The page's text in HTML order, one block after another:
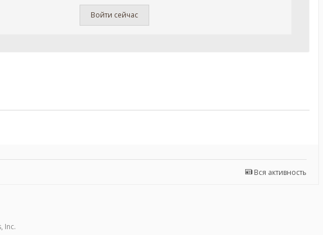
Войти сейчас
Вся активность
Inc.